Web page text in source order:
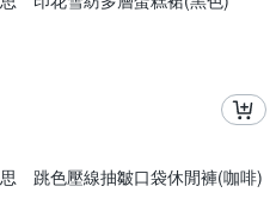
思 跳色壓線抽皺口袋休閒褲(咖啡)